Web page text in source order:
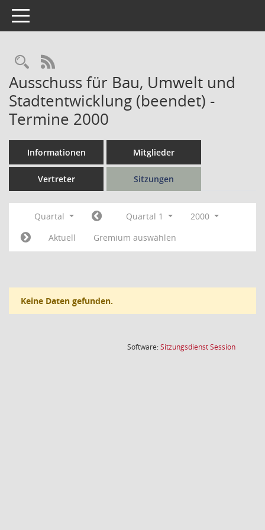
Toggle navigation
Rechercheauswahl
RSS-Feed
Ausschuss für Bau, Umwelt und
Stadtentwicklung (beendet) -
Termine 2000
Informationen Mitglieder
Vertreter Sitzungen
Quartal Quartal 1
2000
Aktuell
Gremium auswählen
Keine Daten gefunden.
Software:SitzungsdienstSession(Wird in